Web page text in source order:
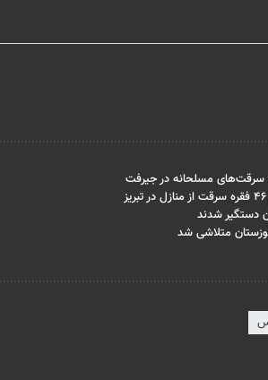
دستگیر شدند
متلاشی شد